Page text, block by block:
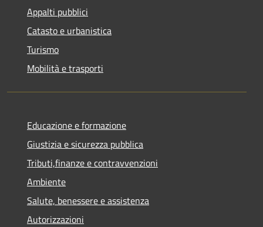
Appalti pubblici
Catasto e urbanistica
Turismo
Mobilità e trasporti
Educazione e formazione
Giustizia e sicurezza pubblica
Tributi,finanze e contravvenzioni
Ambiente
Salute, benessere e assistenza
Autorizzazioni